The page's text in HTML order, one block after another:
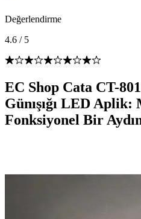
Değerlendirme
4.6 / 5
EC Shop Cata CT-
Günışığı LED Aplik:
Fonksiyonel Bir